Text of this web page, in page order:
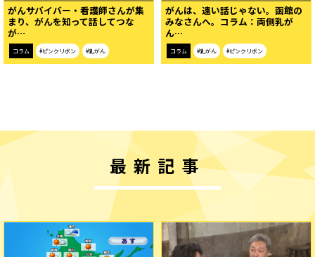
がんサバイバー・看護師さんが集
まり、がんを知って話してつな
が…
コラム #ピンクリボン #乳がん
がんは、遠い話じゃない。函館の
みなさんへ。コラム：両側乳が
ん…
コラム #乳がん #ピンクリボン
最新記事